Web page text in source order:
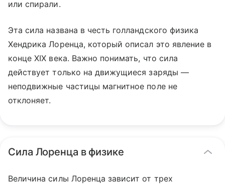
или спирали.
Эта сила названа в честь голландского физика
Хендрика Лоренца, который описал это явление в
конце XIX века. Важно понимать, что сила
действует только на движущиеся заряды —
неподвижные частицы магнитное поле не
отклоняет.
Сила Лоренца в физике
Величина силы Лоренца зависит от трех